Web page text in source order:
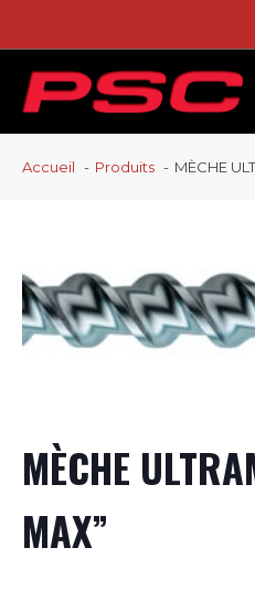
Accueil Produits MÈCHE
MÈCHE
MAX”